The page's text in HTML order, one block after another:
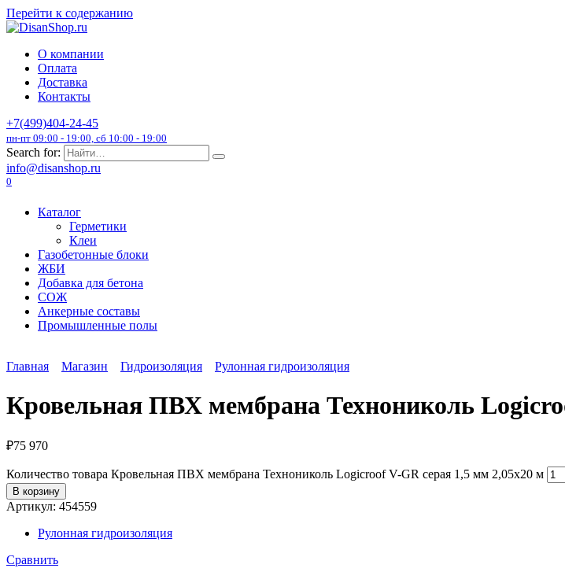
Перейти к содержанию
О компании
Оплата
Доставка
Контакты
+7(499)404-24-45
пн-пт 09:00 - 19:00, сб 10:00 - 19:00
Search for:
info@disanshop.ru
0
Каталог
Герметики
Клеи
Газобетонные блоки
ЖБИ
Добавка для бетона
СОЖ
Анкерные составы
Промышленные полы
Главная Магазин Гидроизоляция Рулонная гидроизоляция
Кровельная ПВХ мембрана Технониколь
₽75 970
Количество товара Кровельная ПВХ мембрана Технониколь Logicroof V-GR серая 1,5 мм 2,05x20 м
В корзину
Артикул: 454559
Рулонная гидроизоляция
Сравнить